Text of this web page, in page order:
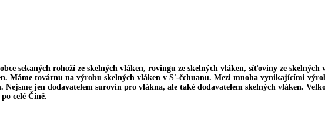
sekaných rohoží ze skelných vláken, rovingu ze skelných vláken, síťoviny ze
Máme továrnu na výrobu skelných vláken v S'-čchuanu. Mezi mnoha vynikajícími
jen dodavatelem surovin pro vlákna, ale také dodavatelem skelných vláken.
celé Číně.